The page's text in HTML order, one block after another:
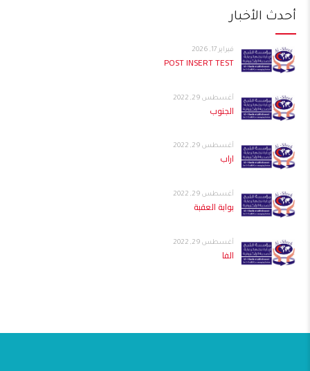
أحدث الأخبار
فبراير 17, 2026
POST INSERT TEST
أغسطس 29, 2022
الجنوب
أغسطس 29, 2022
اراب
أغسطس 29, 2022
بوابة العقبة
أغسطس 29, 2022
الفا